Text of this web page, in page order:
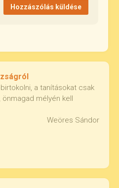
a tanításokat csak
mélyén kell
Weöres Sándor